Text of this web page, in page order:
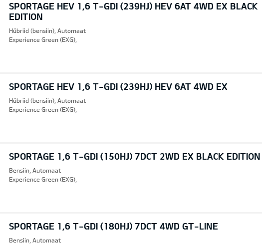
SPORTAGE HEV 1,6 T-GDI (239HJ) HEV 6AT 4WD EX BLACK
EDITION
Hübriid (bensiin), Automaat
Experience Green (EXG),
SPORTAGE HEV 1,6 T-GDI (239HJ) HEV 6AT 4WD EX
Hübriid (bensiin), Automaat
Experience Green (EXG),
SPORTAGE 1,6 T-GDI (150HJ) 7DCT 2WD EX BLACK EDITION
Bensiin, Automaat
Experience Green (EXG),
SPORTAGE 1,6 T-GDI (180HJ) 7DCT 4WD GT-LINE
Bensiin, Automaat